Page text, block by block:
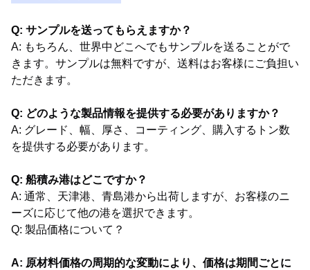
Q: サンプルを送ってもらえますか？
A: もちろん、世界中どこへでもサンプルを送ることがで
きます。サンプルは無料ですが、送料はお客様にご負担い
ただきます。
Q: どのような製品情報を提供する必要がありますか？
A: グレード、幅、厚さ、コーティング、購入するトン数
を提供する必要があります。
Q: 船積み港はどこですか？
A: 通常、天津港、青島港から出荷しますが、お客様のニ
ーズに応じて他の港を選択できます。
Q: 製品価格について？
A: 原材料価格の周期的な変動により、価格は期間ごとに